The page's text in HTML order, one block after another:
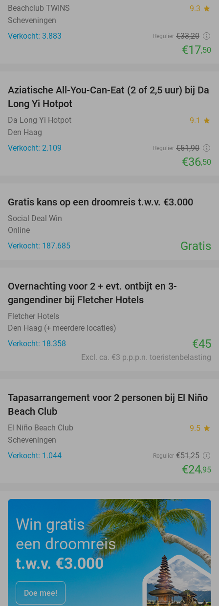
Beachclub TWINS 9.3 star
Scheveningen
Verkocht: 3.883
Regulier €33,20
€17,50
30%
Aziatische All-You-Can-Eat (2 of 2,5 uur) bij Da
Long Yi Hotpot
Da Long Yi Hotpot 9.1 star
Den Haag
Verkocht: 2.109
Regulier €51,90
€36,50
Gratis kans op een droomreis t.w.v. €3.000
Social Deal Win
Online
Verkocht: 187.685
Gratis
Overnachting voor 2 + evt. ontbijt en 3-
gangendiner bij Fletcher Hotels
Fletcher Hotels
Den Haag (+ meerdere locaties)
Verkocht: 18.358
€45
Excl. ca. €3 p.p.p.n. toeristenbelasting
51%
Tapasarrangement voor 2 personen bij El Niño
Beach Club
El Niño Beach Club 9.5 star
Scheveningen
Verkocht: 1.044
Regulier €51,25
€24,95
Win gratis
een droomreis
t.w.v. €3.000
Doe mee!